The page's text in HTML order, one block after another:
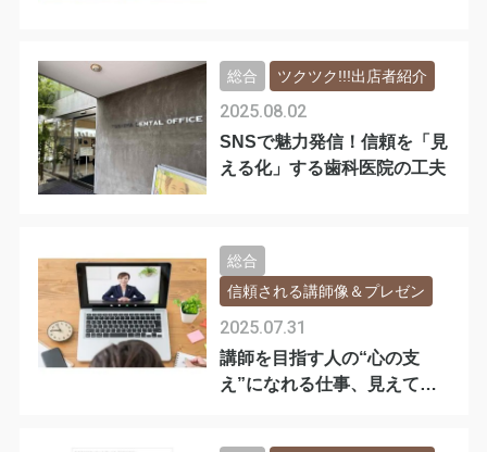
SNSで魅力発信！信頼を「見
える化」する歯科医院の工夫
2025.08.02
総合 ツクツク!!!出店者紹介
講師を目指す人の“心の支
え”になれる仕事、見えてき
2025.07.31
総合
信頼される講師像＆プレゼン